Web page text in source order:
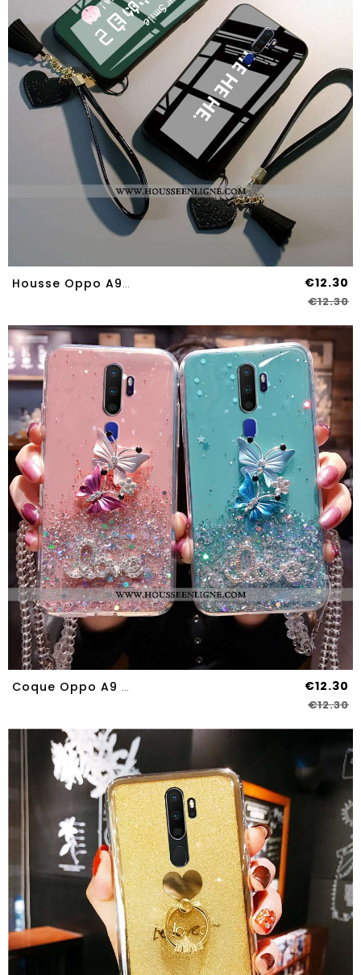
Housse Oppo A9 2020 Protection Verre Téléphone Portable Net Rouge Étui Personnalité Tendance Noir €12.30
€12.30
Coque Oppo A9 2020 Tendance Fluide Doux Protection Créatif Téléphone Portable Frais Tout Compris Ros €12.30
€12.30